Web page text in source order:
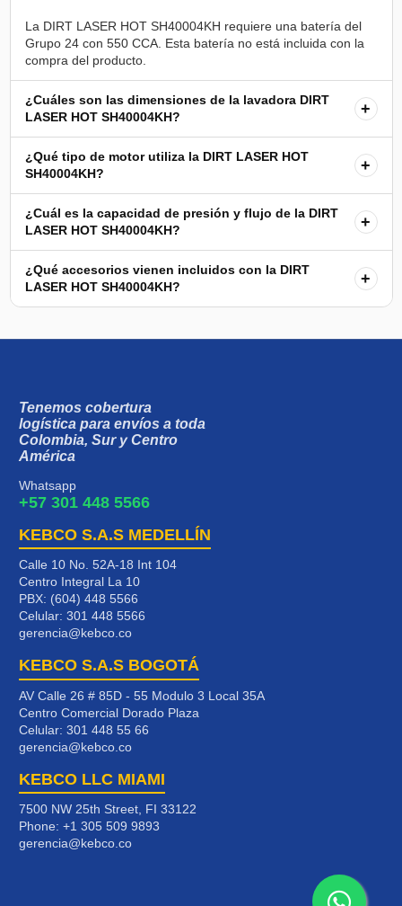
La DIRT LASER HOT SH40004KH requiere una batería del
Grupo 24 con 550 CCA. Esta batería no está incluida con la
¿Cuáles son las dimensiones de la lavadora DIRT
LASER HOT SH40004KH?
+
¿Qué tipo de motor utiliza la DIRT LASER HOT
SH40004KH?
+
¿Cuál es la capacidad de presión y flujo de la DIRT
LASER HOT SH40004KH?
+
¿Qué accesorios vienen incluidos con la DIRT
LASER HOT SH40004KH?
+
Tenemos cobertura
logística para envíos a toda
Colombia, Sur y Centro
América
Whatsapp
+57 301 448 5566
KEBCO S.A.S MEDELLÍN
Calle 10 No. 52A-18 Int 104
Centro Integral La 10
PBX: (604) 448 5566
Celular: 301 448 5566
gerencia@kebco.co
KEBCO S.A.S BOGOTÁ
AV Calle 26 # 85D - 55 Modulo 3 Local 35A
Centro Comercial Dorado Plaza
Celular: 301 448 55 66
gerencia@kebco.co
KEBCO LLC MIAMI
7500 NW 25th Street, FI 33122
Phone: +1 305 509 9893
gerencia@kebco.co